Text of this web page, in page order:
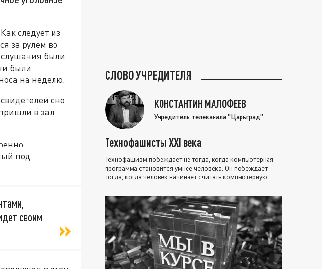
следует из
за рулем во
слушания были
были
на неделю.
оно
в зал
под
своим
СЛОВО УЧРЕДИТЕЛЯ
КОНСТАНТИН МАЛОФЕЕВ
Учредитель телеканала "Царьград"
Технофашисты XXI века
Технофашизм побеждает не тогда, когда компьютерная
программа становится умнее человека. Он побеждает
тогда, когда человек начинает считать компьютерную